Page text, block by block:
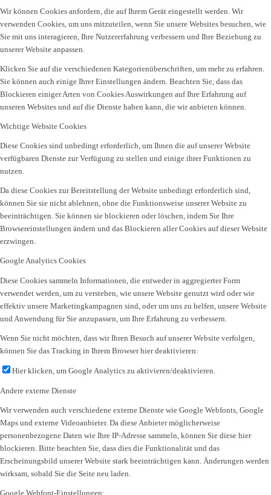
Wir können Cookies anfordern, die auf Ihrem Gerät eingestellt werden. Wir
verwenden Cookies, um uns mitzuteilen, wenn Sie unsere Websites besuchen, wie
Sie mit uns interagieren, Ihre Nutzererfahrung verbessern und Ihre Beziehung zu
unserer Website anpassen.
Klicken Sie auf die verschiedenen Kategorienüberschriften, um mehr zu erfahren.
Sie können auch einige Ihrer Einstellungen ändern. Beachten Sie, dass das
Blockieren einiger Arten von Cookies Auswirkungen auf Ihre Erfahrung auf
unseren Websites und auf die Dienste haben kann, die wir anbieten können.
Wichtige Website Cookies
Diese Cookies sind unbedingt erforderlich, um Ihnen die auf unserer Website
verfügbaren Dienste zur Verfügung zu stellen und einige ihrer Funktionen zu
nutzen.
Da diese Cookies zur Bereitstellung der Website unbedingt erforderlich sind,
können Sie sie nicht ablehnen, ohne die Funktionsweise unserer Website zu
beeinträchtigen. Sie können sie blockieren oder löschen, indem Sie Ihre
Browsereinstellungen ändern und das Blockieren aller Cookies auf dieser Website
erzwingen.
Google Analytics Cookies
Diese Cookies sammeln Informationen, die entweder in aggregierter Form
verwendet werden, um zu verstehen, wie unsere Website genutzt wird oder wie
effektiv unsere Marketingkampagnen sind, oder um uns zu helfen, unsere Website
und Anwendung für Sie anzupassen, um Ihre Erfahrung zu verbessern.
Wenn Sie nicht möchten, dass wir Ihren Besuch auf unserer Website verfolgen,
können Sie das Tracking in Ihrem Browser hier deaktivieren:
Hier klicken, um Google Analytics zu aktivieren/deaktivieren.
Andere externe Dienste
Wir verwenden auch verschiedene externe Dienste wie Google Webfonts, Google
Maps und externe Videoanbieter. Da diese Anbieter möglicherweise
personenbezogene Daten wie Ihre IP-Adresse sammeln, können Sie diese hier
blockieren. Bitte beachten Sie, dass dies die Funktionalität und das
Erscheinungsbild unserer Website stark beeinträchtigen kann. Änderungen werden
wirksam, sobald Sie die Seite neu laden.
Google Webfont-Einstellungen: